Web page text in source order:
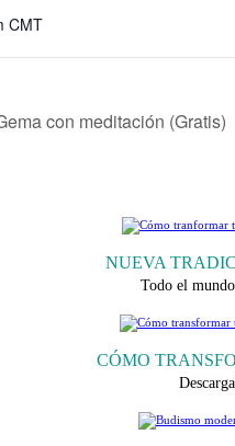
CMT
con meditación (Gratis)
NUEVA
Todo el
CÓMO